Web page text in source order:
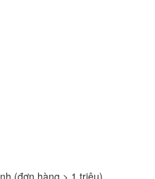
(đơn hàng > 1 triệu)